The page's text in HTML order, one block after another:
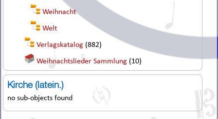
Weihnacht
Welt
Verlagskatalog (882)
Weihnachtslieder Sammlung (10)
Kirche (latein.)
no sub-objects found